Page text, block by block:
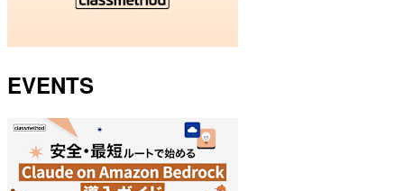
EVENTS